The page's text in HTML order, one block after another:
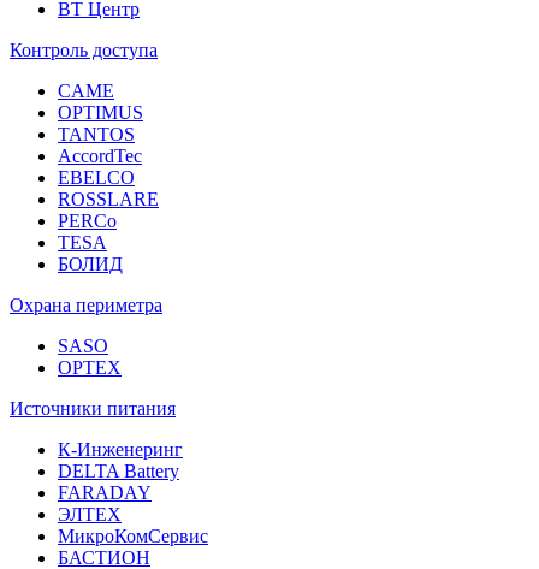
ВТ Центр
Контроль доступа
CAME
OPTIMUS
TANTOS
AccordTec
EBELCO
ROSSLARE
PERCo
TESA
БОЛИД
Охрана периметра
SASO
OPTEX
Источники питания
К-Инженеринг
DELTA Battery
FARADAY
ЭЛТЕХ
МикроКомСервис
БАСТИОН